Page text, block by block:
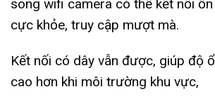
song wifi camera có thể kết nối
cực khỏe, truy cập mượt mà.
Kết nối có dây vẫn được, giúp độ
cao hơn khi môi trường khu vực,